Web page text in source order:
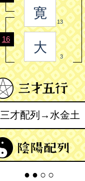
寛
13
大
3
16
三才配列→水金土
●●○○